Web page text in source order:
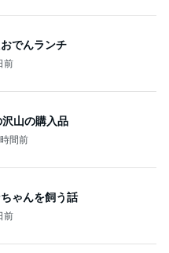
でんランチ
前
山の購入品
間前
ゃんを飼う話
前